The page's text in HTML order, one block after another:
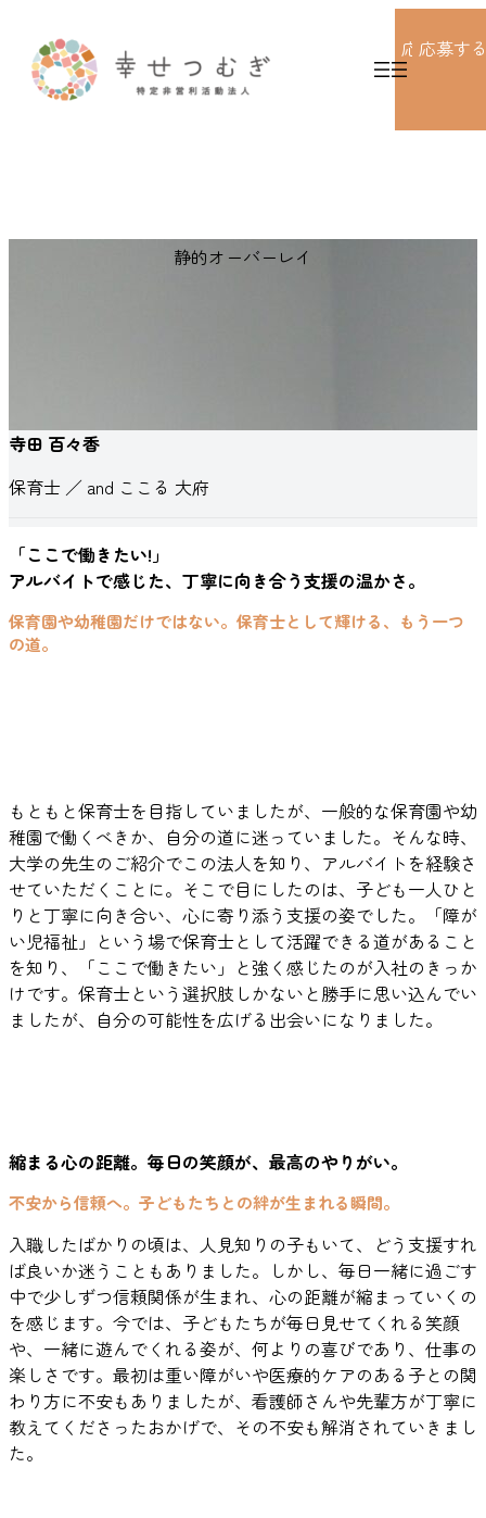
応募す
グ
リ
応募する
グ
リ
静的オーバーレイ
寺田 百々香
保育士 ／ and ここる 大府
「ここで働きたい!」
アルバイトで感じた、丁寧に向き合う支援の温かさ。
保育園や幼稚園だけではない。保育士として輝ける、もう一つ
の道。
もともと保育士を目指していましたが、一般的な保育園や幼
稚園で働くべきか、自分の道に迷っていました。そんな時、
大学の先生のご紹介でこの法人を知り、アルバイトを経験さ
せていただくことに。そこで目にしたのは、子ども一人ひと
りと丁寧に向き合い、心に寄り添う支援の姿でした。「障が
い児福祉」という場で保育士として活躍できる道があること
を知り、「ここで働きたい」と強く感じたのが入社のきっか
けです。保育士という選択肢しかないと勝手に思い込んでい
ましたが、自分の可能性を広げる出会いになりました。
縮まる心の距離。毎日の笑顔が、最高のやりがい。
不安から信頼へ。子どもたちとの絆が生まれる瞬間。
入職したばかりの頃は、人見知りの子もいて、どう支援すれ
ば良いか迷うこともありました。しかし、毎日一緒に過ごす
中で少しずつ信頼関係が生まれ、心の距離が縮まっていくの
を感じます。今では、子どもたちが毎日見せてくれる笑顔
や、一緒に遊んでくれる姿が、何よりの喜びであり、仕事の
楽しさです。最初は重い障がいや医療的ケアのある子との関
わり方に不安もありましたが、看護師さんや先輩方が丁寧に
教えてくださったおかげで、その不安も解消されていきまし
た。